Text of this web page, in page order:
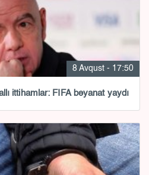
8 Avqust - 17:50
ittihamlar: FIFA bəyanat yaydı